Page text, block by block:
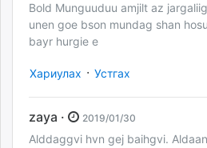
Bold Munguuduu amjilt az
unen goe bson mundag shan
bayr hurgie e
Хариулах · Устгах
zaya · 2019/01/30
Alddaggvi hvn gej baihgvi.